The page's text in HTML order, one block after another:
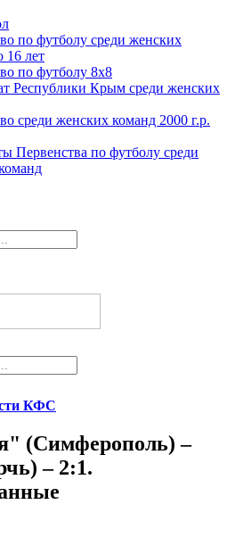
по футболу среди женских
16 лет
по футболу 8х8
Республики Крым среди женских
среди женских команд 2000 г.р.
Первенства по футболу среди
КФС
(Симферополь) –
– 2:1.